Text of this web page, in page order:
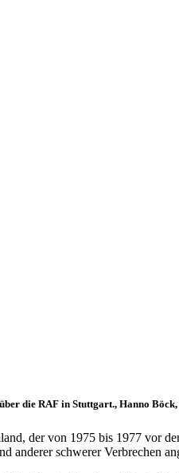
die RAF in Stuttgart., Hanno Böck,
der von 1975 bis 1977 vor
schwerer Verbrechen